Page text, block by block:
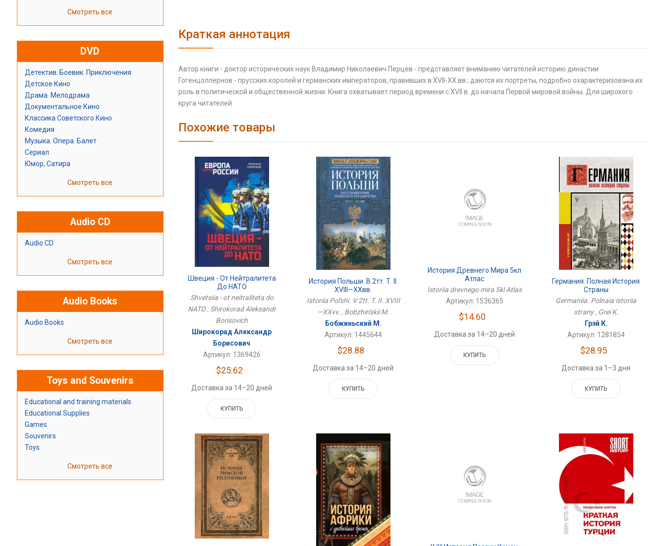
Смотреть все
DVD
Детектив. Боевик. Приключения
Детское Кино
Драма. Мелодрама
Документальное Кино
Классика Советского Кино
Комедия
Музыка. Опера. Балет
Сериал
Юмор, Сатира
Смотреть все
Audio CD
Audio CD
Смотреть все
Audio Books
Audio Books
Смотреть все
Toys and Souvenirs
Educational and training materials
Educational Supplies
Games
Souvenirs
Toys
Смотреть все
Краткая аннотация
Автор книги - доктор исторических наук Владимир Николаевич Перцев - представляет вниманию читателей историю династии
Гогенцоллернов - прусских королей и германских императоров, правивших в XVII-XX вв.; даются их портреты, подробно охарактеризована их
роль в политической и общественной жизни. Книга охватывает период времени с XVII в. до начала Первой мировой войны. Для широкого
круга читателей.
Похожие товары
Швеция - От Нейтралитета
До НАТО
Shvetsiia - ot neitraliteta do
NATO , Shirokorad Aleksandr
Borisovich
Широкорад Александр
Борисович
Артикул: 1369426
$25.62
Доставка за 14–20 дней
КУПИТЬ
История Польши. В 2тт. Т. II.
XVIII—XXвв.
Istoriia Pol'shi. V 2tt. T. II. XVIII
—XXvv. , Bobzhin'skii M.
Бобжиньский М.
Артикул: 1445644
$28.88
Доставка за 14–20 дней
КУПИТЬ
История Древнего Мира 5кл
Атлас
Istoriia drevnego mira 5kl Atlas
Артикул: 1536365
$14.60
Доставка за 14–20 дней
КУПИТЬ
Германия. Полная История
Страны
Germaniia. Polnaia istoriia
strany , Grei K.
Грэй К.
Артикул: 1281854
$28.95
Доставка за 1–3 дня
КУПИТЬ